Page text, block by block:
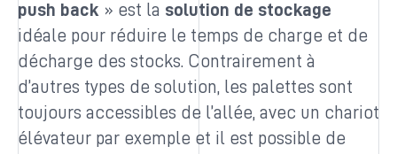
push back » est la solution de stockage
idéale pour réduire le temps de charge et de
décharge des stocks. Contrairement à
d’autres types de solution, les palettes sont
toujours accessibles de l’allée, avec un chariot
élévateur par exemple et il est possible de